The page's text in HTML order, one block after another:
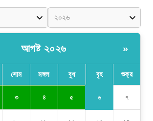
আগষ্ট ২০২৬ »
সোম মঙ্গল বুধ বৃহ শুক্র
৩ ৪ ৫ ৬ ৭